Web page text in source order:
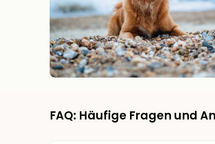
FAQ: Häufige Fragen und